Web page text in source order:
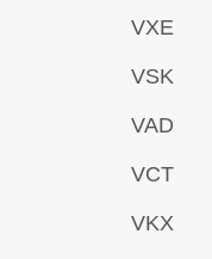
VXE
VSK
VAD
VCT
VKX